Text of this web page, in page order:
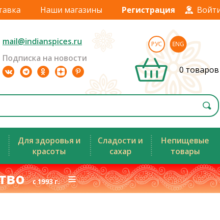
Наши магазины Регистрация
mail@indianspices.ru
Подписка на новости
РУС ENG
0 товаров
Для здоровья и
красоты
Сладости и
сахар
Непищевые
товары
с 1993 г.≡